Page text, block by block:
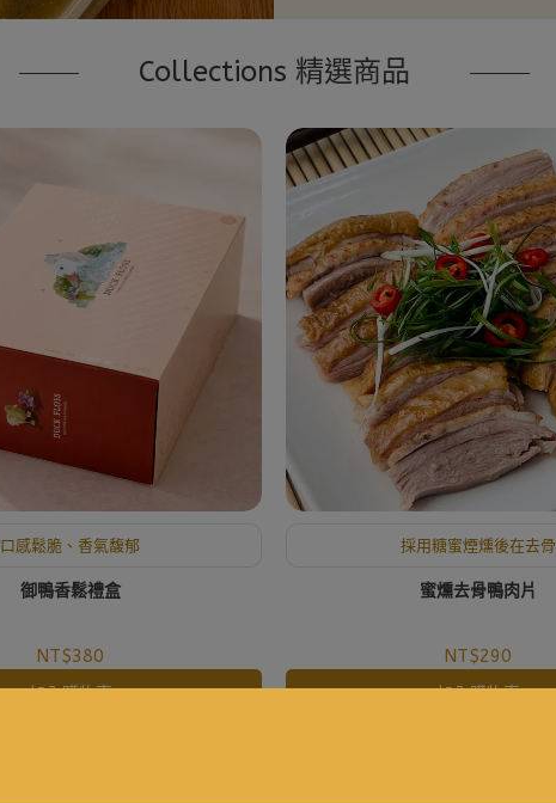
Collections 精選商品
口感鬆脆、香氣馥郁
御鴨香鬆禮盒
NT$380
加入購物車
採用糖蜜煙燻後在去骨
蜜燻去骨鴨肉片
NT$290
加入購物車